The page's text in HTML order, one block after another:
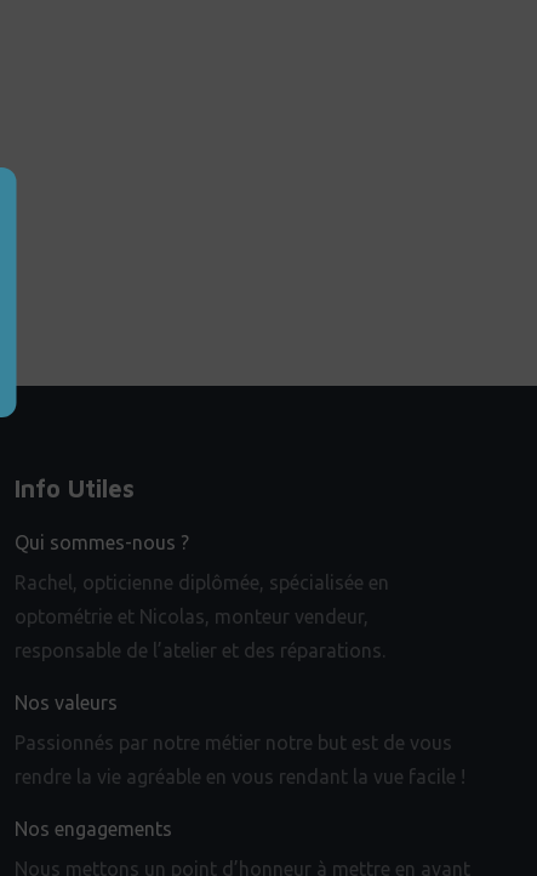
Info Utiles
Qui sommes-nous ?
Rachel, opticienne diplômée, spécialisée en
optométrie et Nicolas, monteur vendeur,
responsable de l’atelier et des réparations.
Nos valeurs
Passionnés par notre métier notre but est de vous
rendre la vie agréable en vous rendant la vue facile !
Nos engagements
Nous mettons un point d’honneur à mettre en avant